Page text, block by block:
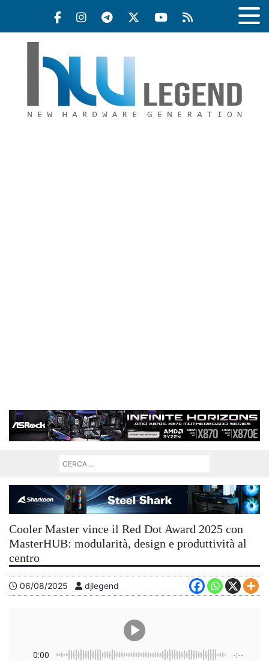
Cooler Master vince il Red Dot Award 2025 con
MasterHUB: modularità, design e produttività al
centro
06/08/2025 djlegend
0:00 -:--